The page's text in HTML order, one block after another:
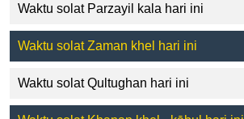
Waktu solat Parzayil kala hari ini
Waktu solat Zaman khel hari ini
Waktu solat Qultughan hari ini